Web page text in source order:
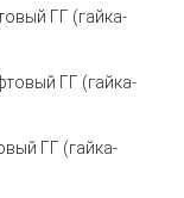
ГГ (гайка-
ГГ (гайка-
ГГ (гайка-